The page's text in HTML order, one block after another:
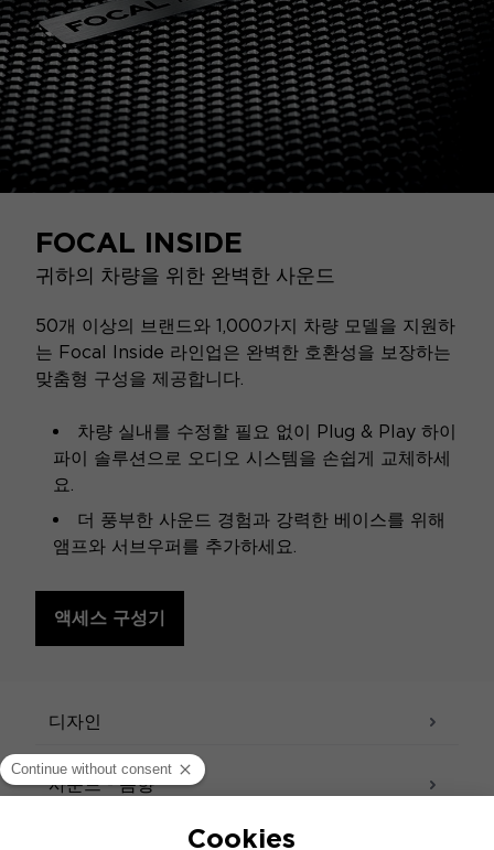
FOCAL INSIDE
귀하의 차량을 위한 완벽한 사운드
50개 이상의 브랜드와 1,000가지 차량 모델을 지원하
는 Focal Inside 라인업은 완벽한 호환성을 보장하는
맞춤형 구성을 제공합니다.
차량 실내를 수정할 필요 없이 Plug & Play 하이
파이 솔루션으로 오디오 시스템을 손쉽게 교체하세
요.
더 풍부한 사운드 경험과 강력한 베이스를 위해
앰프와 서브우퍼를 추가하세요.
액세스 구성기
디자인
사운드 - 음향